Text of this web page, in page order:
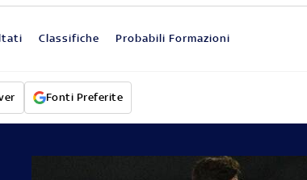
Classifiche Probabili Formazioni
Fonti Preferite